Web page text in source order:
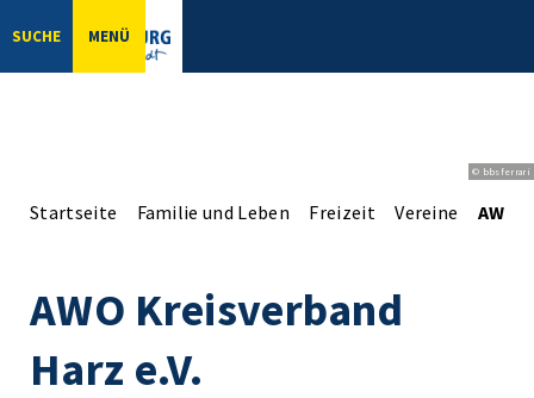
SUCHE MENÜ
© bbsferrari
Startseite Familie und Leben Freizeit Vereine AWO
AWO Kreisverband
Harz e.V.